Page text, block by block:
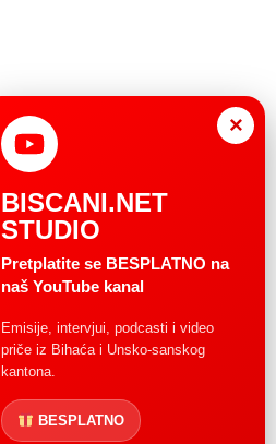
×
BISCANI.NET
STUDIO
Pretplatite se BESPLATNO na
naš YouTube kanal
Emisije, intervjui, podcasti i video
priče iz Bihaća i Unsko-sanskog
kantona.
BESPLATNO